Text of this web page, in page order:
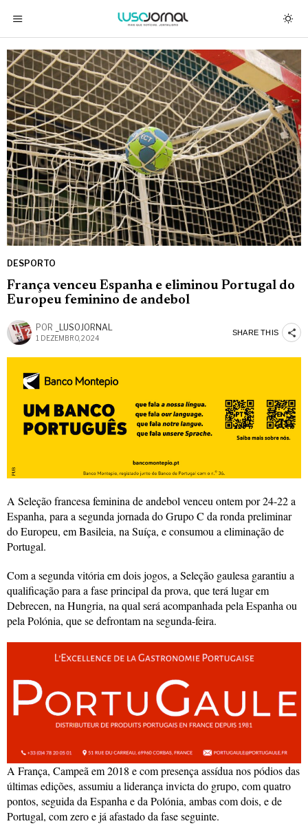
DESPORTO
França venceu Espanha e eliminou Portugal do
Europeu feminino de andebol
POR _LUSOJORNAL
1 DEZEMBRO, 2024
SHARE THIS
A Seleção francesa feminina de andebol venceu ontem por 24-22 a
Espanha, para a segunda jornada do Grupo C da ronda preliminar
do Europeu, em Basileia, na Suíça, e consumou a eliminação de
Portugal.
Com a segunda vitória em dois jogos, a Seleção gaulesa garantiu a
qualificação para a fase principal da prova, que terá lugar em
Debrecen, na Hungria, na qual será acompanhada pela Espanha ou
pela Polónia, que se defrontam na segunda-feira.
A França, Campeã em 2018 e com presença assídua nos pódios das
últimas edições, assumiu a liderança invicta do grupo, com quatro
pontos, seguida da Espanha e da Polónia, ambas com dois, e de
Portugal, com zero e já afastado da fase seguinte.